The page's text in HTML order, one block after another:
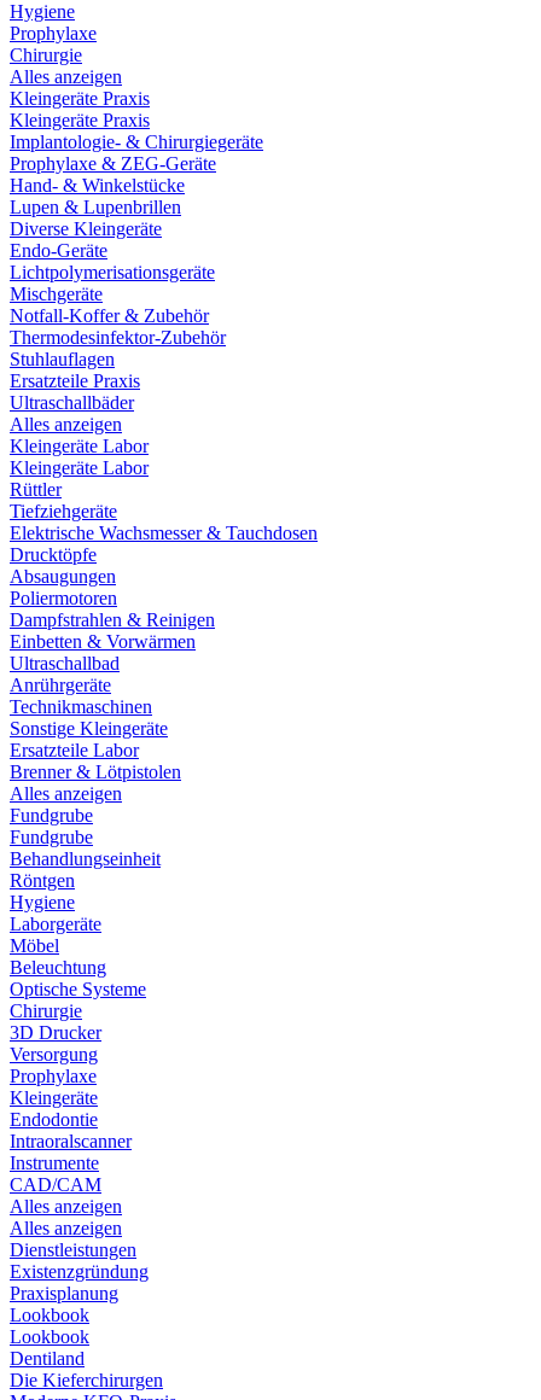
Hygiene
Prophylaxe
Chirurgie
Alles anzeigen
Kleingeräte Praxis
Kleingeräte Praxis
Implantologie- & Chirurgiegeräte
Prophylaxe & ZEG-Geräte
Hand- & Winkelstücke
Lupen & Lupenbrillen
Diverse Kleingeräte
Endo-Geräte
Lichtpolymerisationsgeräte
Mischgeräte
Notfall-Koffer & Zubehör
Thermodesinfektor-Zubehör
Stuhlauflagen
Ersatzteile Praxis
Ultraschallbäder
Alles anzeigen
Kleingeräte Labor
Kleingeräte Labor
Rüttler
Tiefziehgeräte
Elektrische Wachsmesser & Tauchdosen
Drucktöpfe
Absaugungen
Poliermotoren
Dampfstrahlen & Reinigen
Einbetten & Vorwärmen
Ultraschallbad
Anrührgeräte
Technikmaschinen
Sonstige Kleingeräte
Ersatzteile Labor
Brenner & Lötpistolen
Alles anzeigen
Fundgrube
Fundgrube
Behandlungseinheit
Röntgen
Hygiene
Laborgeräte
Möbel
Beleuchtung
Optische Systeme
Chirurgie
3D Drucker
Versorgung
Prophylaxe
Kleingeräte
Endodontie
Intraoralscanner
Instrumente
CAD/CAM
Alles anzeigen
Alles anzeigen
Dienstleistungen
Existenzgründung
Praxisplanung
Lookbook
Lookbook
Dentiland
Die Kieferchirurgen